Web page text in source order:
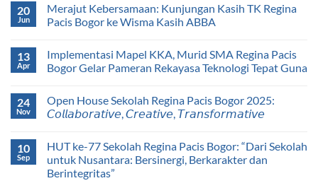
20
Jun
Merajut Kebersamaan: Kunjungan Kasih TK Regina
Pacis Bogor ke Wisma Kasih ABBA
13
Apr
Implementasi Mapel KKA, Murid SMA Regina Pacis
Bogor Gelar Pameran Rekayasa Teknologi Tepat Guna
24
Nov
Open House Sekolah Regina Pacis Bogor 2025:
𝘊𝘰𝘭𝘭𝘢𝘣𝘰𝘳𝘢𝘵𝘪𝘷𝘦, 𝘊𝘳𝘦𝘢𝘵𝘪𝘷𝘦, 𝘛𝘳𝘢𝘯𝘴𝘧𝘰𝘳𝘮𝘢𝘵𝘪𝘷𝘦
10
Sep
HUT ke-77 Sekolah Regina Pacis Bogor: “Dari Sekolah
untuk Nusantara: Bersinergi, Berkarakter dan
Berintegritas”